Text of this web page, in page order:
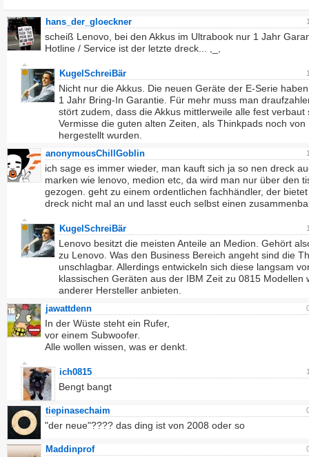
hans_der_gloeckner
scheiß Lenovo, bei den Akkus im Ultrabook nur 1 Jahr
Hotline / Service ist der letzte dreck... ,_,
KugelSchreiBär
Nicht nur die Akkus. Die neuen Geräte der E-Serie
1 Jahr Bring-In Garantie. Für mehr muss man
stört zudem, dass die Akkus mittlerweile alle fest verbaut
Vermisse die guten alten Zeiten, als Thinkpads noch von
hergestellt wurden.
anonymousChillGoblin
ich sage es immer wieder, man kauft sich ja so nen dreck
marken wie lenovo, medion etc, da wird man nur über den
gezogen. geht zu einem ordentlichen fachhändler, der
dreck nicht mal an und lasst euch selbst einen
KugelSchreiBär
Lenovo besitzt die meisten Anteile an Medion. Gehört
zu Lenovo. Was den Business Bereich angeht sind die
unschlagbar. Allerdings entwickeln sich diese langsam
klassischen Geräten aus der IBM Zeit zu 0815 Modellen
anderer Hersteller anbieten.
jawattdenn
In der Wüste steht ein Rufer,
vor einem Subwoofer.
Alle wollen wissen, was er denkt.
ich0815
Bengt bangt
tiepinasechaim
"der neue"???? das ding ist von 2008 oder so
Maddinprof